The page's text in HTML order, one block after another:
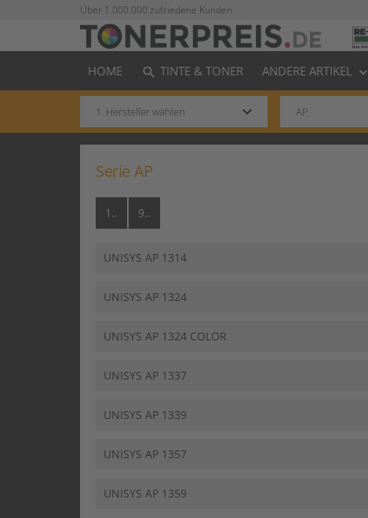
Über 1.000.000 zufriedene Kunden
HOME search TINTE & TONER ANDERE ARTIKEL keyboard_arrow_down
keyboard_arrow_down
Serie AP
1.. 9..
UNISYS AP 1314
UNISYS AP 1324
UNISYS AP 1324 COLOR
UNISYS AP 1337
UNISYS AP 1339
UNISYS AP 1357
UNISYS AP 1359